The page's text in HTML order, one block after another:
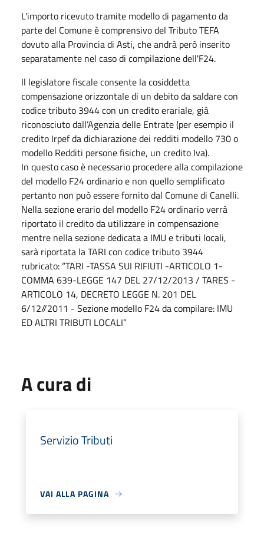
L'importo ricevuto tramite modello di pagamento da
parte del Comune è comprensivo del Tributo TEFA
dovuto alla Provincia di Asti, che andrà però inserito
separatamente nel caso di compilazione dell'F24.
Il legislatore fiscale consente la cosiddetta
compensazione orizzontale di un debito da saldare con
codice tributo 3944 con un credito erariale, già
riconosciuto dall’Agenzia delle Entrate (per esempio il
credito Irpef da dichiarazione dei redditi modello 730 o
modello Redditi persone fisiche, un credito Iva).
In questo caso è necessario procedere alla compilazione
del modello F24 ordinario e non quello semplificato
pertanto non può essere fornito dal Comune di Canelli.
Nella sezione erario del modello F24 ordinario verrà
riportato il credito da utilizzare in compensazione
mentre nella sezione dedicata a IMU e tributi locali,
sarà riportata la TARI con codice tributo 3944
rubricato: “TARI -TASSA SUI RIFIUTI -ARTICOLO 1-
COMMA 639-LEGGE 147 DEL 27/12/2013 / TARES -
ARTICOLO 14, DECRETO LEGGE N. 201 DEL
6/12//2011 - Sezione modello F24 da compilare: IMU
ED ALTRI TRIBUTI LOCALI”
A cura di
Servizio Tributi
VAI ALLA PAGINA